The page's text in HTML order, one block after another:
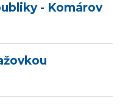
- Komárov